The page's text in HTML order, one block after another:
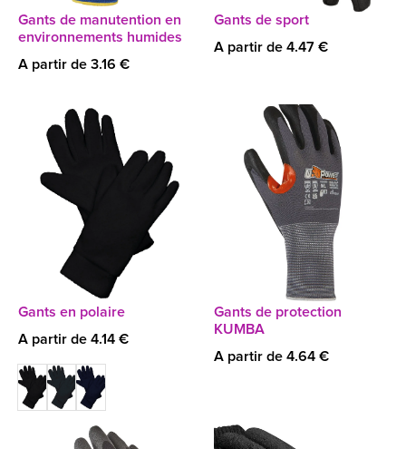
Gants de manutention en
environnements humides
A partir de 3.16 €
Gants de sport
A partir de 4.47 €
Gants en polaire
A partir de 4.14 €
Gants de protection
KUMBA
A partir de 4.64 €